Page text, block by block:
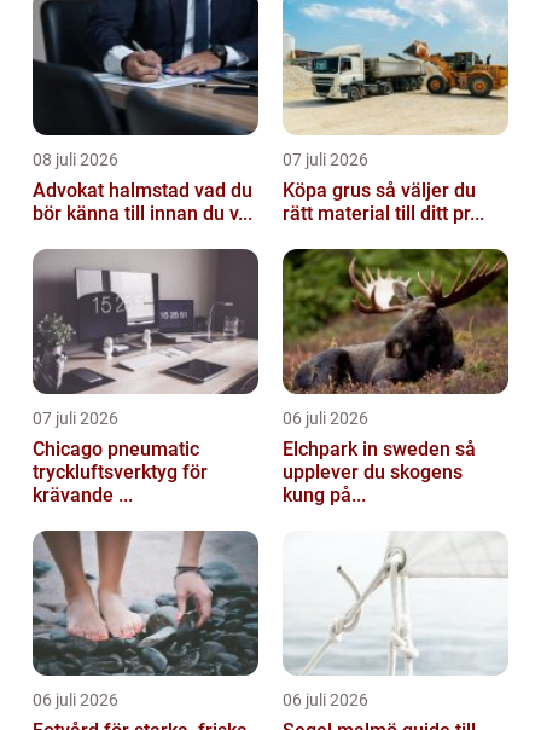
08 juli 2026
Advokat halmstad vad du
bör känna till innan du v...
07 juli 2026
Köpa grus så väljer du
rätt material till ditt pr...
07 juli 2026
Chicago pneumatic
tryckluftsverktyg för
krävande ...
06 juli 2026
Elchpark in sweden så
upplever du skogens
kung på...
06 juli 2026 06 juli 2026